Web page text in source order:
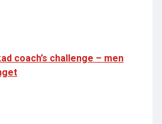
coach’s challenge – men